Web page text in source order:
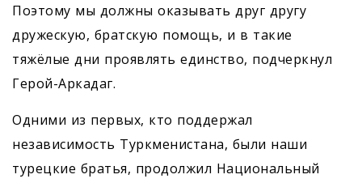
Поэтому мы должны оказывать друг другу
дружескую, братскую помощь, и в такие
тяжёлые дни проявлять единство, подчеркнул
Герой-Аркадаг.
Одними из первых, кто поддержал
независимость Туркменистана, были наши
турецкие братья, продолжил Национальный